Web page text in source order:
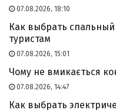
07.08.2026, 18:10
Как выбрать
туристам
07.08.2026, 15:01
Чому не вмикається
07.08.2026, 14:47
Как выбрать